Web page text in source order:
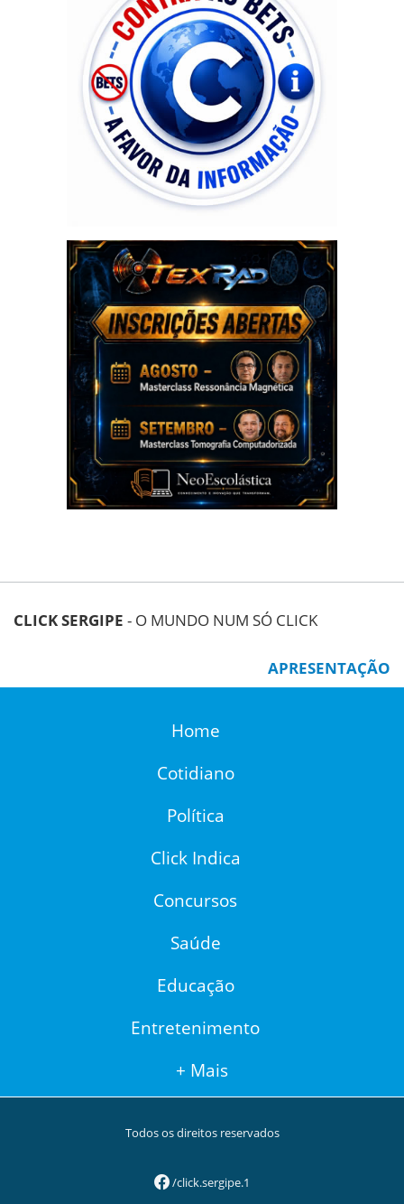
CLICK SERGIPE - O MUNDO NUM SÓ CLICK
APRESENTAÇÃO
Home
Cotidiano
Política
Click Indica
Concursos
Saúde
Educação
Entretenimento
+ Mais
Todos os direitos reservados
/click.sergipe.1